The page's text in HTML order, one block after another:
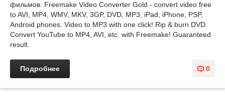
фильмов. Freemake Video Converter Gold - convert video free
to AVI, MP4, WMV, MKV, 3GP, DVD, MP3, iPad, iPhone, PSP,
Android phones. Video to MP3 with one click! Rip & burn DVD.
Convert YouTube to MP4, AVI, etc. with Freemake! Guaranteed
result.
0
Подробнее